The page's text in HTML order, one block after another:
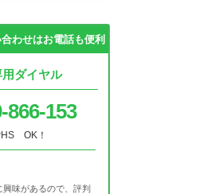
わせはお電話も便利
ダイヤル
866-153
OK！
味があるので、評判